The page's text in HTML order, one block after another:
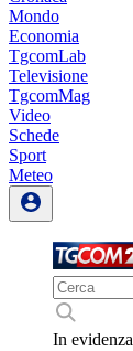
Mondo
Economia
TgcomLab
Televisione
TgcomMag
Video
Schede
Sport
Meteo
In evidenza